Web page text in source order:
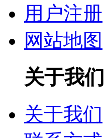
用户注册
网站地图
关于我们
关于我们